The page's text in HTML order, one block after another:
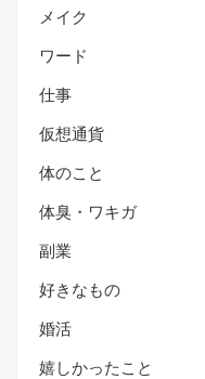
メイク
ワード
仕事
仮想通貨
体のこと
体臭・ワキガ
副業
好きなもの
婚活
嬉しかったこと